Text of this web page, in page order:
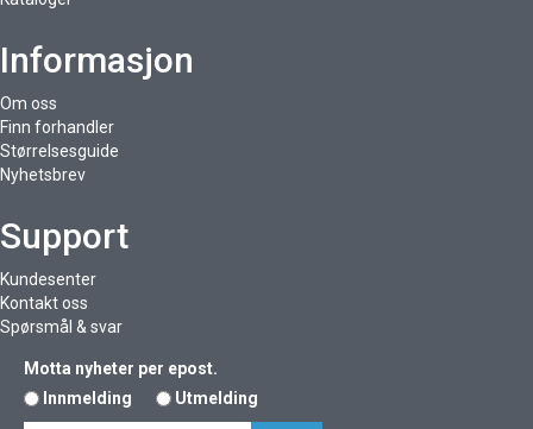
Informasjon
Om oss
Finn forhandler
Størrelsesguide
Nyhetsbrev
Support
Kundesenter
Kontakt oss
Spørsmål & svar
Motta nyheter per epost.
Innmelding
Utmelding